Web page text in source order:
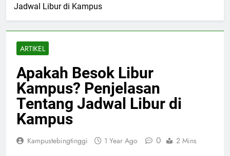
Jadwal Libur di Kampus
ARTIKEL
Apakah Besok Libur
Kampus? Penjelasan
Tentang Jadwal Libur di
Kampus
Kampustebingtinggi 1 Year Ago 0 2 Mins